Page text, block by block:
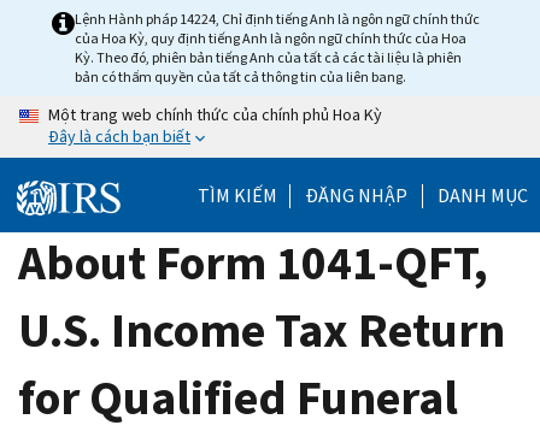
Lệnh Hành pháp 14224, Chỉ định tiếng Anh là ngôn ngữ chính thức
của Hoa Kỳ, quy định tiếng Anh là ngôn ngữ chính thức của Hoa
Kỳ. Theo đó, phiên bản tiếng Anh của tất cả các tài liệu là phiên
bản có thẩm quyền của tất cả thông tin của liên bang.
Một trang web chính thức của chính phủ Hoa Kỳ
Đây là cách bạn biết
TÌM KIẾM ĐĂNG NHẬP DANH MỤC
About Form 1041-QFT,
U.S. Income Tax Return
for Qualified Funeral